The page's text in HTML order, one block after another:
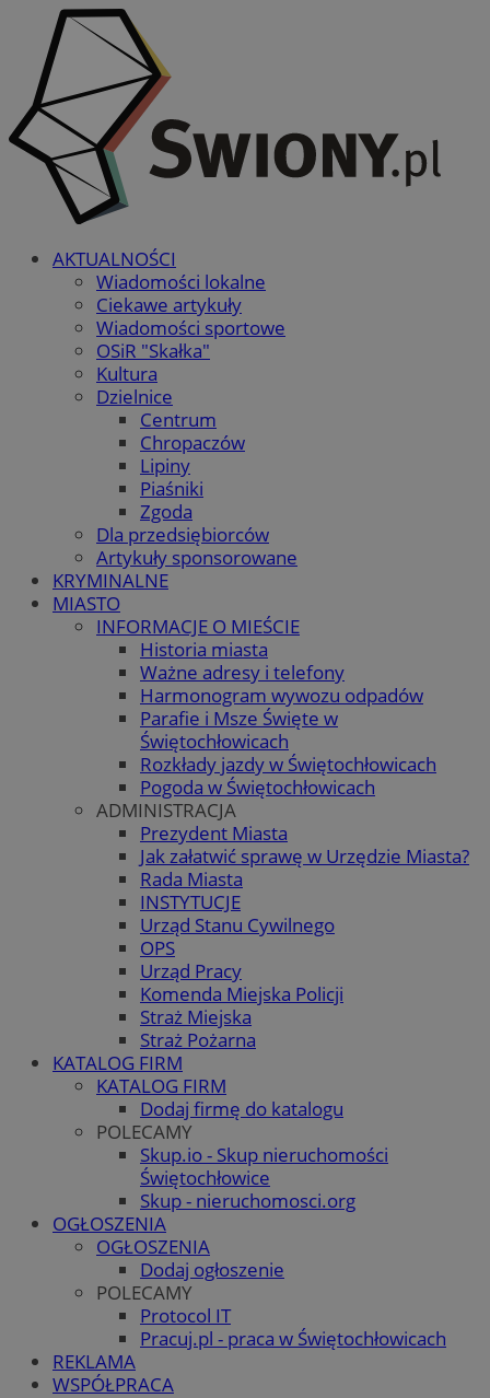
AKTUALNOŚCI
Wiadomości lokalne
Ciekawe artykuły
Wiadomości sportowe
OSiR "Skałka"
Kultura
Dzielnice
Centrum
Chropaczów
Lipiny
Piaśniki
Zgoda
Dla przedsiębiorców
Artykuły sponsorowane
KRYMINALNE
MIASTO
INFORMACJE O MIEŚCIE
Historia miasta
Ważne adresy i telefony
Harmonogram wywozu odpadów
Parafie i Msze Święte w
Świętochłowicach
Rozkłady jazdy w Świętochłowicach
Pogoda w Świętochłowicach
ADMINISTRACJA
Prezydent Miasta
Jak załatwić sprawę w Urzędzie Miasta?
Rada Miasta
INSTYTUCJE
Urząd Stanu Cywilnego
OPS
Urząd Pracy
Komenda Miejska Policji
Straż Miejska
Straż Pożarna
KATALOG FIRM
KATALOG FIRM
Dodaj firmę do katalogu
POLECAMY
Skup.io - Skup nieruchomości
Świętochłowice
Skup - nieruchomosci.org
OGŁOSZENIA
OGŁOSZENIA
Dodaj ogłoszenie
POLECAMY
Protocol IT
Pracuj.pl - praca w Świętochłowicach
REKLAMA
WSPÓŁPRACA